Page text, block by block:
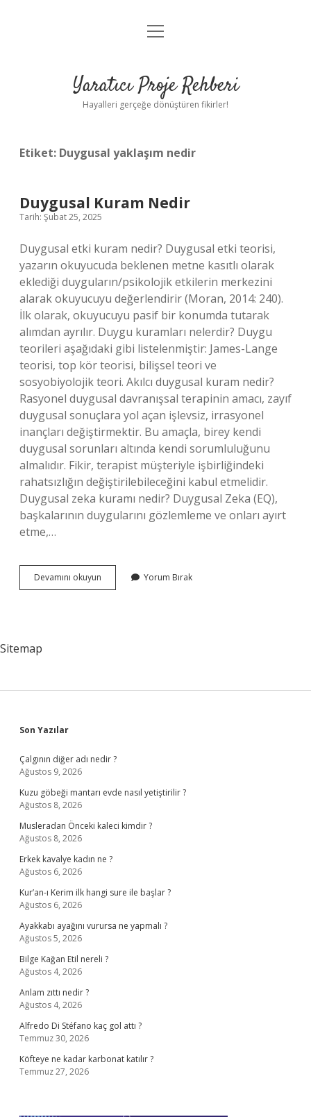
Anasayfa
Yasal Uyarı
menüyü
Yaratıcı Proje Rehberi
Hayalleri gerçeğe dönüştüren fikirler!
Etiket: Duygusal yaklaşım nedir
Duygusal Kuram Nedir
Tarih: Şubat 25, 2025
Duygusal etki kuram nedir? Duygusal etki teorisi,
yazarın okuyucuda beklenen metne kasıtlı olarak
eklediği duyguların/psikolojik etkilerin merkezini
alarak okuyucuyu değerlendirir (Moran, 2014: 240).
İlk olarak, okuyucuyu pasif bir konumda tutarak
alımdan ayrılır. Duygu kuramları nelerdir? Duygu
teorileri aşağıdaki gibi listelenmiştir: James-Lange
teorisi, top kör teorisi, bilişsel teori ve
sosyobiyolojik teori. Akılcı duygusal kuram nedir?
Rasyonel duygusal davranışsal terapinin amacı, zayıf
duygusal sonuçlara yol açan işlevsiz, irrasyonel
inançları değiştirmektir. Bu amaçla, birey kendi
duygusal sorunları altında kendi sorumluluğunu
almalıdır. Fikir, terapist müşteriyle işbirliğindeki
rahatsızlığın değiştirilebileceğini kabul etmelidir.
Duygusal zeka kuramı nedir? Duygusal Zeka (EQ),
başkalarının duygularını gözlemleme ve onları ayırt
etme,…
Devamını okuyun Duygusal
Kuram
Yorum Bırak
Sitemap
Sidebar
Son Yazılar
Çalgının diğer adı nedir ?
Ağustos 9, 2026
Kuzu göbeği mantarı evde nasıl yetiştirilir ?
Ağustos 8, 2026
Musleradan Önceki kaleci kimdir ?
Ağustos 8, 2026
Erkek kavalye kadın ne ?
Ağustos 6, 2026
Kur’an-ı Kerim ilk hangi sure ile başlar ?
Ağustos 6, 2026
Ayakkabı ayağını vurursa ne yapmalı ?
Ağustos 5, 2026
Bilge Kağan Etil nereli ?
Ağustos 4, 2026
Anlam zıttı nedir ?
Ağustos 4, 2026
Alfredo Di Stéfano kaç gol attı ?
Temmuz 30, 2026
Köfteye ne kadar karbonat katılır ?
Temmuz 27, 2026